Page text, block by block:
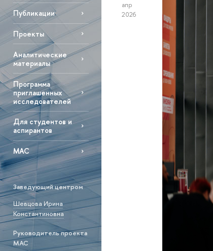
Публикации
Проекты
Аналитические
материалы
Программа
приглашенных
исследователей
Для студентов и
аспирантов
МАС
Заведующий центром
Шевцова Ирина
Константиновна
Руководитель проекта
МАС
апр
2026